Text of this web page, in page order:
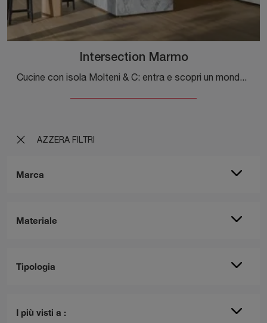
AZZERA FILTRI
Marca
Materiale
Tipologia
I più visti a :
Intersection Marmo
Cucine con isola Molteni & C: entra e scopri un mondo di design e contenuto estetico! La cucina Intersection Marmo ti sta aspettando.